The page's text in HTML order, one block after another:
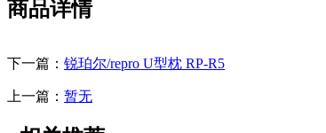
商品详情
下一篇： 锐珀尔/repro U型枕 RP-R5
上一篇： 暂无